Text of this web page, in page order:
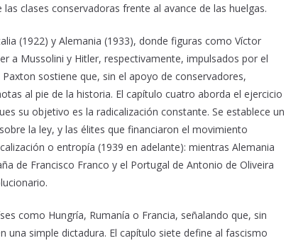
clases conservadoras frente al avance de las huelgas.
(1922) y Alemania (1933), donde figuras como Víctor
a Mussolini y Hitler, respectivamente, impulsados por el
sostiene que, sin el apoyo de conservadores,
al pie de la historia. El capítulo cuatro aborda el ejercicio
su objetivo es la radicalización constante. Se establece un
la ley, y las élites que financiaron el movimiento
o entropía (1939 en adelante): mientras Alemania
de Francisco Franco y el Portugal de Antonio de Oliveira
como Hungría, Rumanía o Francia, señalando que, sin
simple dictadura. El capítulo siete define al fascismo